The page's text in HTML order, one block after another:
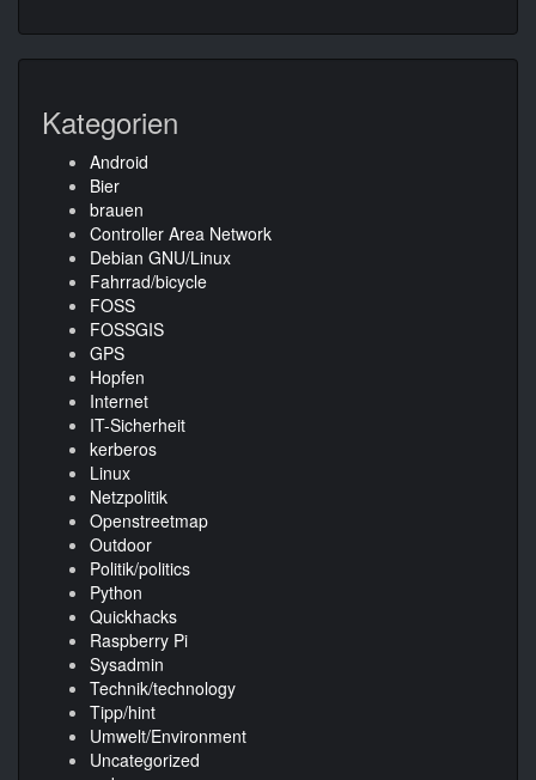
Kategorien
Android
Bier
brauen
Controller Area Network
Debian GNU/Linux
Fahrrad/bicycle
FOSS
FOSSGIS
GPS
Hopfen
Internet
IT-Sicherheit
kerberos
Linux
Netzpolitik
Openstreetmap
Outdoor
Politik/politics
Python
Quickhacks
Raspberry Pi
Sysadmin
Technik/technology
Tipp/hint
Umwelt/Environment
Uncategorized